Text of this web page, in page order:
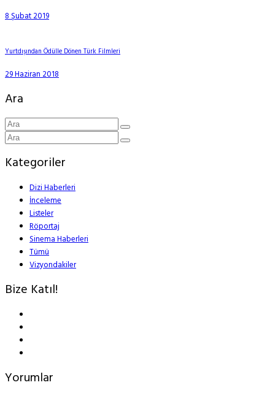
8 Şubat 2019
Yurtdışından Ödülle Dönen Türk Filmleri
29 Haziran 2018
Ara
Kategoriler
Dizi Haberleri
İnceleme
Listeler
Röportaj
Sinema Haberleri
Tümü
Vizyondakiler
Bize Katıl!
Yorumlar